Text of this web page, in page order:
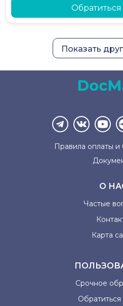
Показать
Правила оплаты и
О
Частые
Карта
Срочное